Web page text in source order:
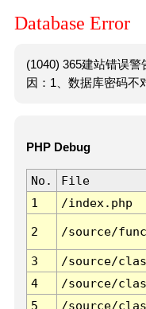
Database Error
(1040) 365建站错误
因：1、数据库密码不
PHP Debug
No. File
1
/index.php
2 /source/
3 /source/
4
/source/
5
/source/